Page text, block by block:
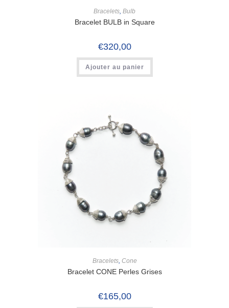
Bracelets, Bulb
Bracelet BULB in Square
€320,00
Ajouter au panier
Bracelets, Cone
Bracelet CONE Perles Grises
€165,00